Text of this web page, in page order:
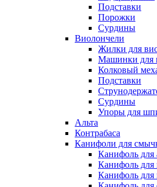
Подставки
Порожки
Сурдины
Виолончели
Жилки для
Машинки для
Колковый
Подставки
Сурдины
Упоры для
Альта
Контрабаса
Канифоли для
Канифоль для
Канифоль для
Канифоль для